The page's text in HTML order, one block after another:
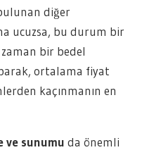
diğer
ucuzsa, bu durum bir
bir bedel
ortalama fiyat
kaçınmanın en
ve sunumu da önemli